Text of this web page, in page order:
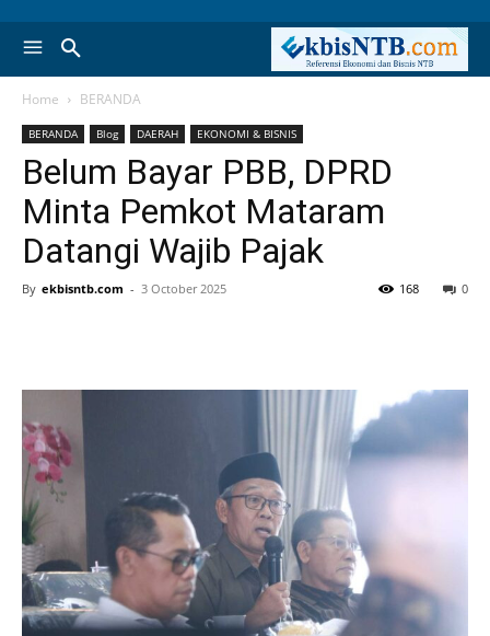
Home BERANDA
BERANDA Blog DAERAH EKONOMI & BISNIS
Belum Bayar PBB, DPRD
Minta Pemkot Mataram
Datangi Wajib Pajak
By ekbisntb.com - 3 October 2025 0
168